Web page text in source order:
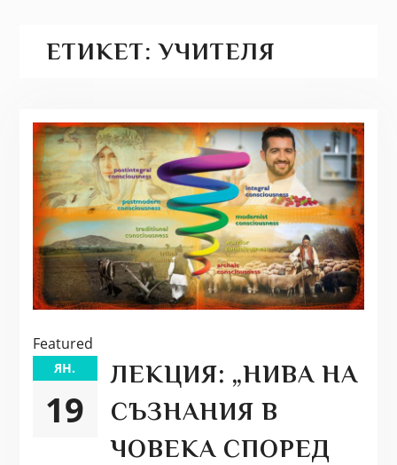
ЕТИКЕТ:УЧИТЕЛЯ
Featured
ЯН.
19
ЛЕКЦИЯ: „НИВА НА
СЪЗНАНИЯ В
ЧОВЕКА СПОРЕД